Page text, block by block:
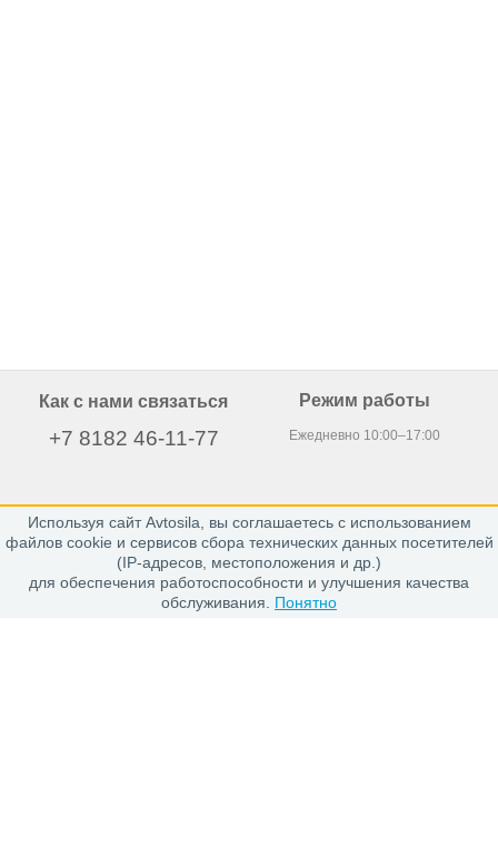
Используя сайт Avtosila, вы соглашаетесь с использованием
файлов cookie и сервисов сбора технических данных посетителей
(IP-адресов, местоположения и др.)
для обеспечения работоспособности и улучшения качества
обслуживания. Понятно
Как с нами связаться
+7 8182 46-11-77
163020, г. Архангельск,
пр. Никольский 15, офис 212
Режим работы
Ежедневно 10:00–17:00
Каталог